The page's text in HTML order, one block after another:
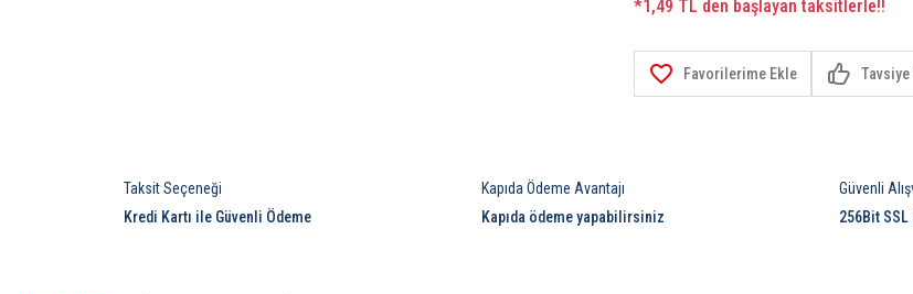
*1,49 TL den başlayan taksitlerle!!
Tavsiye
Kapıda Ödeme Avantajı
Kapıda ödeme yapabilirsiniz
Güvenli
256Bit
Taksit Seçeneği
Kredi Kartı ile Güvenli Ödeme